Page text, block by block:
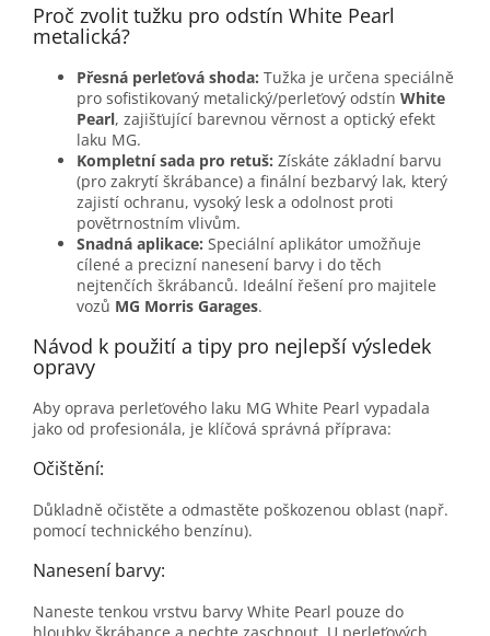
Proč zvolit tužku pro odstín White Pearl
metalická?
Přesná perleťová shoda: Tužka je určena speciálně
pro sofistikovaný metalický/perleťový odstín White
Pearl, zajišťující barevnou věrnost a optický efekt
laku MG.
Kompletní sada pro retuš: Získáte základní barvu
(pro zakrytí škrábance) a finální bezbarvý lak, který
zajistí ochranu, vysoký lesk a odolnost proti
povětrnostním vlivům.
Snadná aplikace: Speciální aplikátor umožňuje
cílené a precizní nanesení barvy i do těch
nejtenčích škrábanců. Ideální řešení pro majitele
vozů MG Morris Garages.
Návod k použití a tipy pro nejlepší výsledek
opravy
Aby oprava perleťového laku MG White Pearl vypadala
jako od profesionála, je klíčová správná příprava:
Očištění:
Důkladně očistěte a odmastěte poškozenou oblast (např.
pomocí technického benzínu).
Nanesení barvy:
Naneste tenkou vrstvu barvy White Pearl pouze do
hloubky škrábance a nechte zaschnout. U perleťových